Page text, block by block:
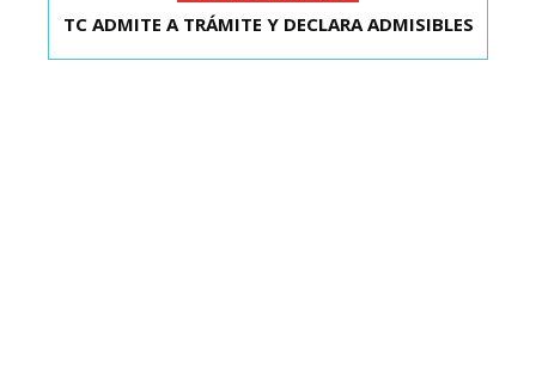
EXDIPUTADO LAVÍN SALIÓ DE CAPITÁN YÁBER
TC ADMITE A TRÁMITE Y DECLARA ADMISIBLES